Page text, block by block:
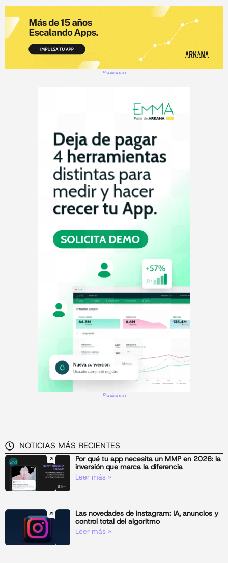
Publicidad
Publicidad
NOTICIAS MÁS RECIENTES
Por qué tu app necesita un MMP en 2026: la
inversión que marca la diferencia
Leer más »
Las novedades de Instagram: IA, anuncios y
control total del algoritmo
Leer más »